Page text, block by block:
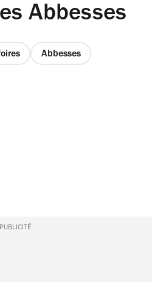
Abbesses
Abbesses
PUBLICITÉ